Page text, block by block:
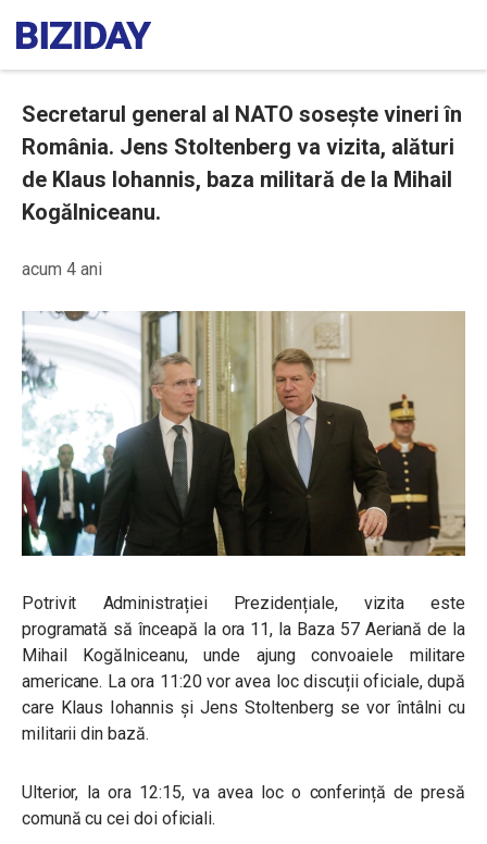
Secretarul general al NATO sosește vineri în
România. Jens Stoltenberg va vizita, alături
de Klaus Iohannis, baza militară de la Mihail
Kogălniceanu.
acum 4 ani
Potrivit Administrației Prezidențiale, vizita este
programată să înceapă la ora 11, la Baza 57 Aeriană de la
Mihail Kogălniceanu, unde ajung convoaiele militare
americane. La ora 11:20 vor avea loc discuții oficiale, după
care Klaus Iohannis și Jens Stoltenberg se vor întâlni cu
militarii din bază.
Ulterior, la ora 12:15, va avea loc o conferință de presă
comună cu cei doi oficiali.